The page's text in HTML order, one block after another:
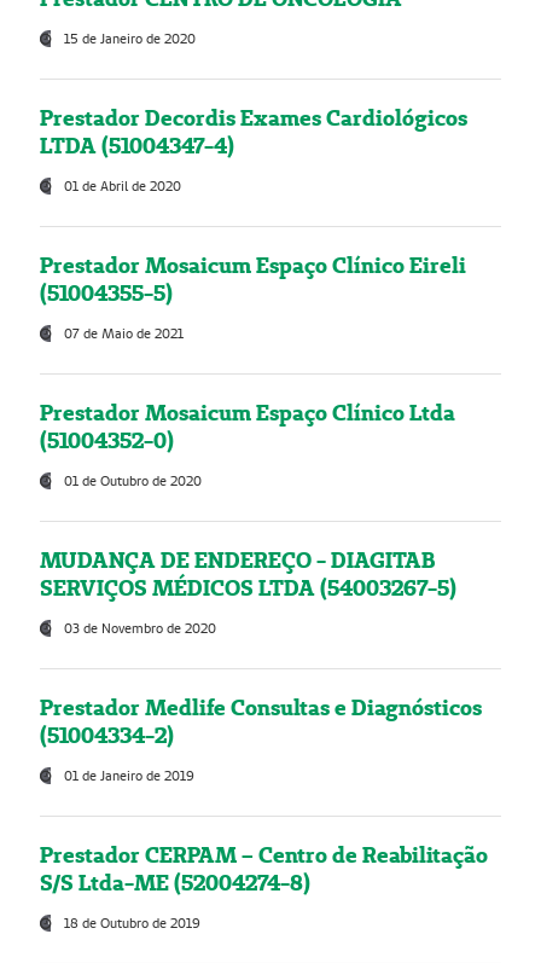
15 de Janeiro de 2020
Prestador Decordis Exames Cardiológicos
LTDA (51004347-4)
01 de Abril de 2020
Prestador Mosaicum Espaço Clínico Eireli
(51004355-5)
07 de Maio de 2021
Prestador Mosaicum Espaço Clínico Ltda
(51004352-0)
01 de Outubro de 2020
MUDANÇA DE ENDEREÇO - DIAGITAB
SERVIÇOS MÉDICOS LTDA (54003267-5)
03 de Novembro de 2020
Prestador Medlife Consultas e Diagnósticos
(51004334-2)
01 de Janeiro de 2019
Prestador CERPAM – Centro de Reabilitação
S/S Ltda-ME (52004274-8)
18 de Outubro de 2019